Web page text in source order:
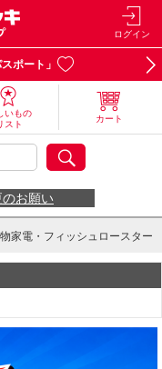
ログイン
ポート」
いもの
スト
カート
お願い
家電・フィッシュロースター